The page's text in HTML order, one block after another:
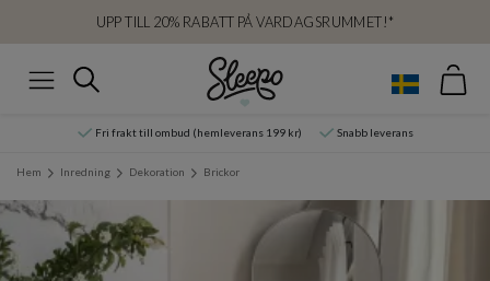
UPP TILL 20% RABATT PÅ VARDAGSRUMMET!*
Sök
Fri frakt till ombud (hemleverans 199 kr) Snabb leverans
Hem Inredning Dekoration Brickor